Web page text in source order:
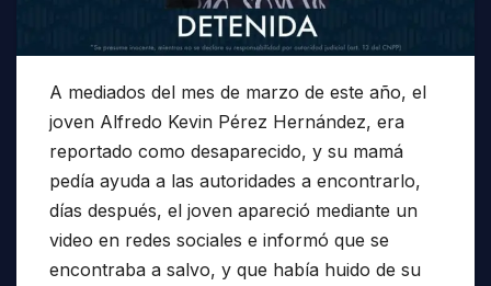
A mediados del mes de marzo de este año, el
joven Alfredo Kevin Pérez Hernández, era
reportado como desaparecido, y su mamá
pedía ayuda a las autoridades a encontrarlo,
días después, el joven apareció mediante un
video en redes sociales e informó que se
encontraba a salvo, y que había huido de su